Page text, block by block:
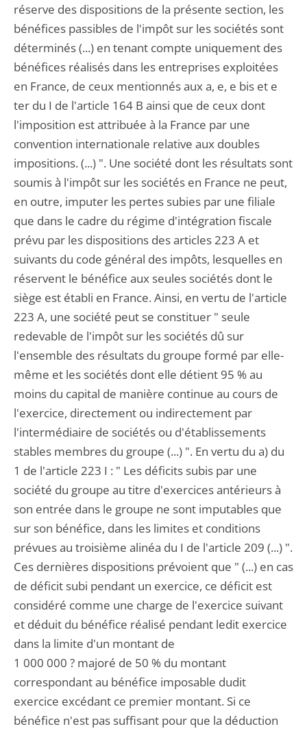
réserve des dispositions de la présente section, les
bénéfices passibles de l'impôt sur les sociétés sont
déterminés (...) en tenant compte uniquement des
bénéfices réalisés dans les entreprises exploitées
en France, de ceux mentionnés aux a, e, e bis et e
ter du I de l'article 164 B ainsi que de ceux dont
l'imposition est attribuée à la France par une
convention internationale relative aux doubles
impositions. (...) ". Une société dont les résultats sont
soumis à l'impôt sur les sociétés en France ne peut,
en outre, imputer les pertes subies par une filiale
que dans le cadre du régime d'intégration fiscale
prévu par les dispositions des articles 223 A et
suivants du code général des impôts, lesquelles en
réservent le bénéfice aux seules sociétés dont le
siège est établi en France. Ainsi, en vertu de l'article
223 A, une société peut se constituer " seule
redevable de l'impôt sur les sociétés dû sur
l'ensemble des résultats du groupe formé par elle-
même et les sociétés dont elle détient 95 % au
moins du capital de manière continue au cours de
l'exercice, directement ou indirectement par
l'intermédiaire de sociétés ou d'établissements
stables membres du groupe (...) ". En vertu du a) du
1 de l'article 223 I : " Les déficits subis par une
société du groupe au titre d'exercices antérieurs à
son entrée dans le groupe ne sont imputables que
sur son bénéfice, dans les limites et conditions
prévues au troisième alinéa du I de l'article 209 (...) ".
Ces dernières dispositions prévoient que " (...) en cas
de déficit subi pendant un exercice, ce déficit est
considéré comme une charge de l'exercice suivant
et déduit du bénéfice réalisé pendant ledit exercice
dans la limite d'un montant de
1 000 000 ? majoré de 50 % du montant
correspondant au bénéfice imposable dudit
exercice excédant ce premier montant. Si ce
bénéfice n'est pas suffisant pour que la déduction